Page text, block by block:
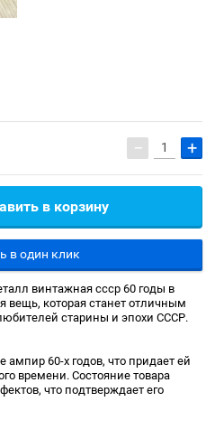
− +
в корзину
в один клик
винтажная ссср 60 годы в
вещь, которая станет отличным
старины и эпохи СССР.
60-х годов, что придает ей
времени. Состояние товара
что подтверждает его